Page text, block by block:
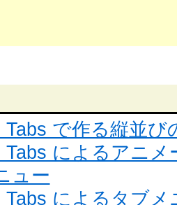
で作る縦並び
Tabs によるアニ
ュー
によるタブ